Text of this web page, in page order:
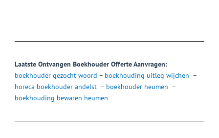
Laatste Ontvangen Boekhouder Offerte Aanvragen:
boekhouder gezocht woord – boekhouding uitleg wijchen –
horeca boekhouder andelst – boekhouder heumen –
boekhouding bewaren heumen